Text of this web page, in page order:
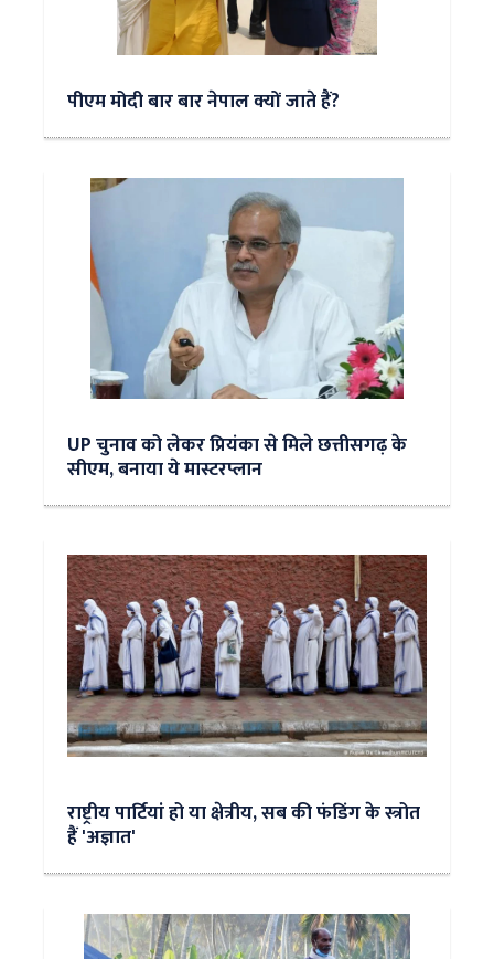
पीएम मोदी बार बार नेपाल क्यों जाते हैं?
UP चुनाव को लेकर प्रियंका से मिले छत्तीसगढ़ के
सीएम, बनाया ये मास्टरप्लान
राष्ट्रीय पार्टियां हो या क्षेत्रीय, सब की फंडिंग के स्त्रोत
हैं 'अज्ञात'